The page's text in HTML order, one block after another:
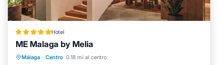
Hotel
ME Malaga by Melia
Málaga · Centro 0.18 mi al centro
Balcón/Terraza
Apto para niños